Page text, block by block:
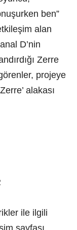
ben”
alan
D’nin
Zerre
projeye
alakası
ile ilgili
sayfası